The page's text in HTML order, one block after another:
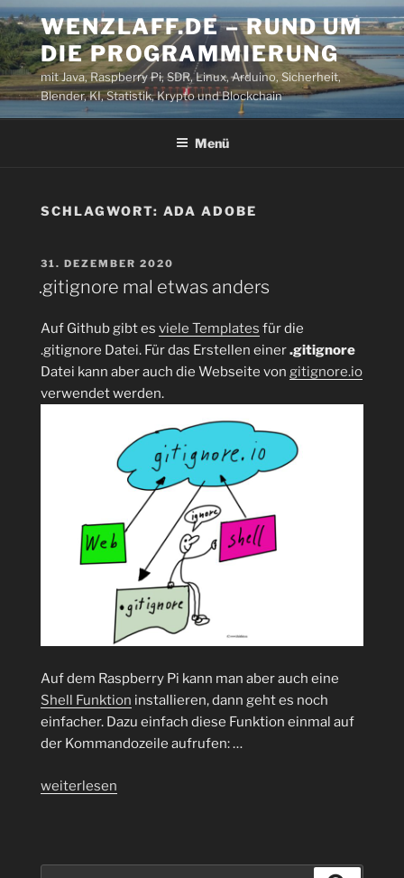
Zum
Inhalt
springen
WENZLAFF.DE – RUND UM
DIE PROGRAMMIERUNG
mit Java, Raspberry Pi, SDR, Linux, Arduino, Sicherheit,
Blender, KI, Statistik, Krypto und Blockchain
Menü
SCHLAGWORT: ADA ADOBE
VERÖFFENTLICHT
AM
31. DEZEMBER 2020
.gitignore mal etwas anders
Auf Github gibt es viele Templates für die
.gitignore Datei. Für das Erstellen einer.gitignore
Datei kann aber auch die Webseite von gitignore.io
verwendet werden.
Auf dem Raspberry Pi kann man aber auch eine
Shell Funktion installieren, dann geht es noch
einfacher. Dazu einfach diese Funktion einmal auf
der Kommandozeile aufrufen: …
„.gitignore
weiterlesen